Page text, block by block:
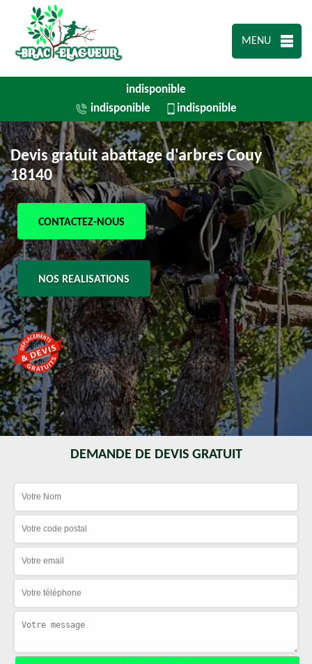
MENU
indisponible
indisponible
indisponible
Devis gratuit abattage d'arbres Couy
18140
CONTACTEZ-NOUS
NOS REALISATIONS
DEMANDE DE DEVIS GRATUIT